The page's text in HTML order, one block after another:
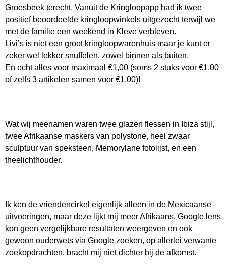
Groesbeek terecht. Vanuit de Kringloopapp had ik twee
positief beoordeelde kringloopwinkels uitgezocht terwijl we
met de familie een weekend in Kleve verbleven.
Livi’s is niet een groot kringloopwarenhuis maar je kunt er
zeker wel lekker snuffelen, zowel binnen als buiten.
En echt alles voor maximaal €1,00 (soms 2 stuks voor €1,00
of zelfs 3 artikelen samen voor €1,00)!
Wat wij meenamen waren twee glazen flessen in Ibiza stijl,
twee Afrikaanse maskers van polystone, heel zwaar
sculptuur van speksteen, Memorylane fotolijst, en een
theelichthouder.
Ik ken de vriendencirkel eigenlijk alleen in de Mexicaanse
uitvoeringen, maar deze lijkt mij meer Afrikaans. Google lens
kon geen vergelijkbare resultaten weergeven en ook
gewoon ouderwets via Google zoeken, op allerlei verwante
zoekopdrachten, bracht mij niet dichter bij de afkomst.